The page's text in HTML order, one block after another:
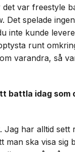
var freestyle
Det spelade
inte kunde
runt
varandra, så
battla idag som
Jag har alltid sett
man ska visa sig